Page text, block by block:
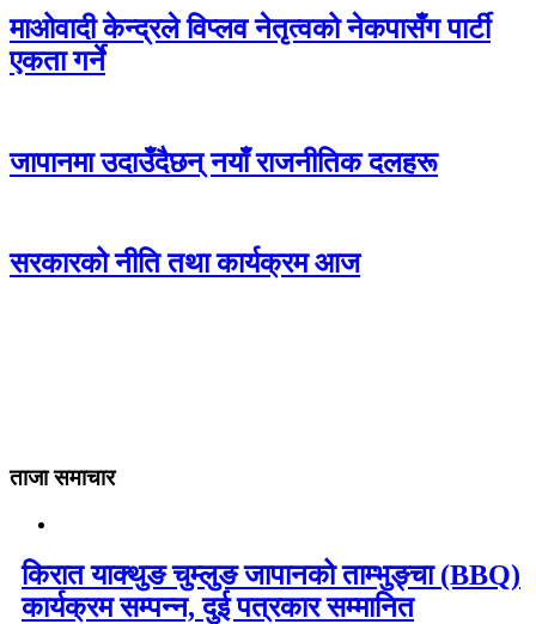
माओवादी केन्द्रले विप्लव नेतृत्वको नेकपासँग पार्टी
एकता गर्ने
जापानमा उदाउँदैछन् नयाँ राजनीतिक दलहरू
सरकारको नीति तथा कार्यक्रम आज
ताजा समाचार
किरात याक्थुङ चुम्लुङ जापानको ताम्भुङ्चा (BBQ)
कार्यक्रम सम्पन्न, दुई पत्रकार सम्मानित